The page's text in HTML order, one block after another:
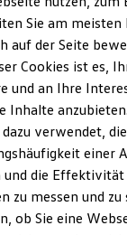
Software
Bordbuch
und
und Lifestyle
Business
48 Monate, 48 mtl.
und
Nur bei
gezeigten
in einzelnen
abweichen.
der
auch unseren
verfügbaren
Sie am meisten
auf der Seite
Cookies ist es,
und an Ihre
Inhalte
verwendet, die
einer
und die
zu messen und zu
ob Sie eine